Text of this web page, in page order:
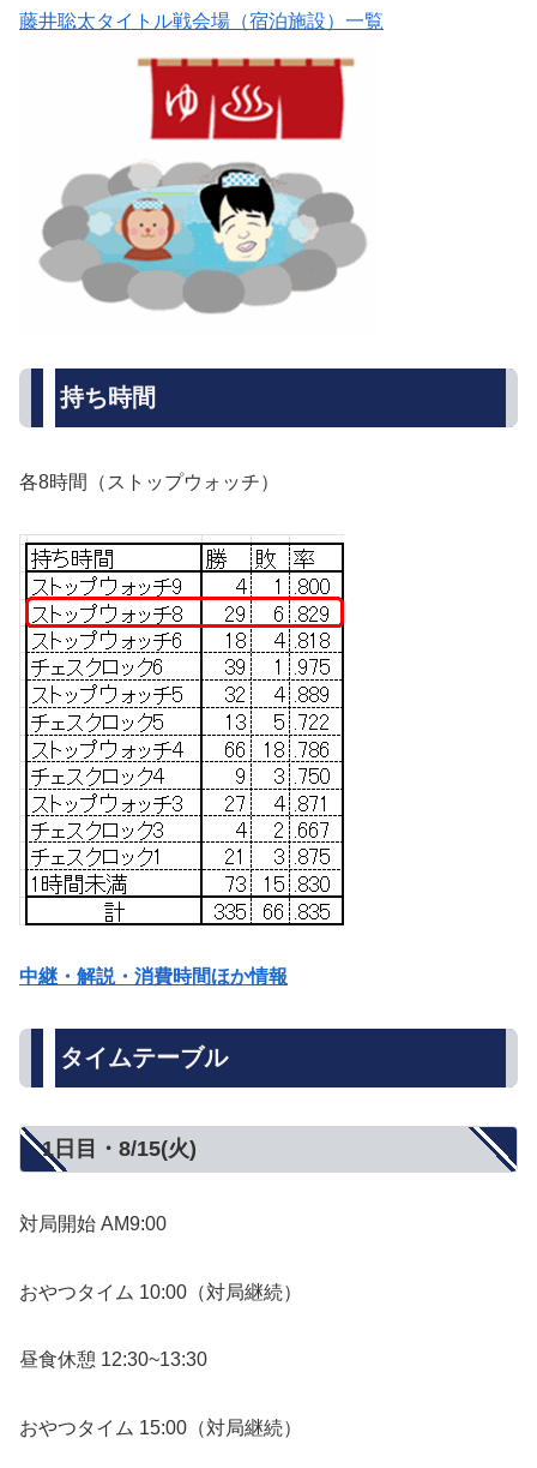
藤井聡太タイトル戦会場（宿泊施設）一覧
持ち時間
各8時間（ストップウォッチ）
中継・解説・消費時間ほか情報
タイムテーブル
1日目・8/15(火)
対局開始 AM9:00
おやつタイム 10:00（対局継続）
昼食休憩 12:30~13:30
おやつタイム 15:00（対局継続）